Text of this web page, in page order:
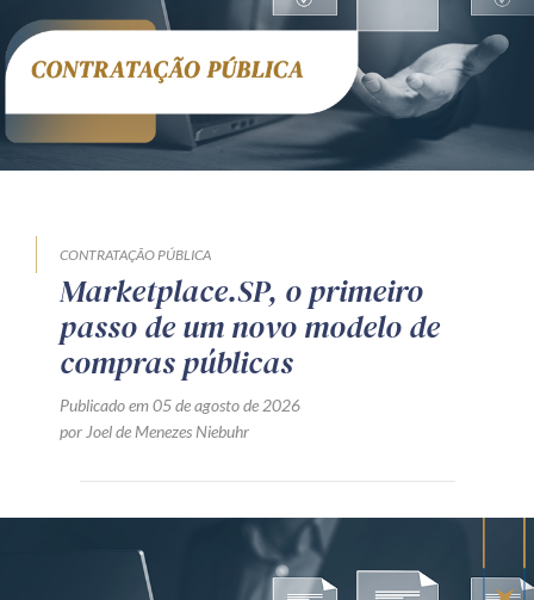
CONTRATAÇÃO PÚBLICA
Marketplace.SP, o primeiro
passo de um novo modelo de
compras públicas
Publicado em 05 de agosto de 2026
por Joel de Menezes Niebuhr